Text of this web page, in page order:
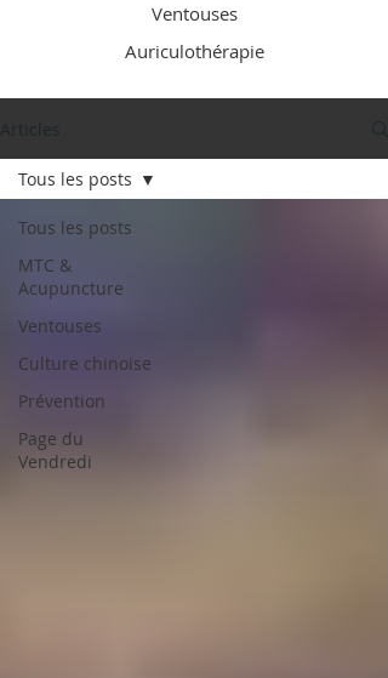
Ventouses
Auriculothérapie
Articles
Tous les posts
MTC &
Acupuncture
Ventouses
Culture chinoise
Prévention
Page du
Vendredi
Tous les posts